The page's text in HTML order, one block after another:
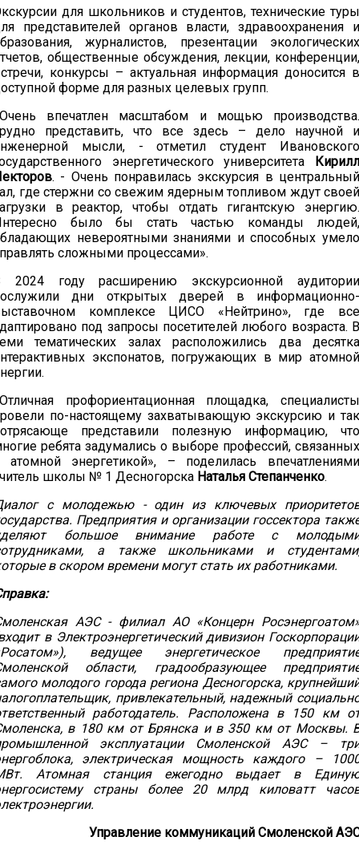
для школьников и студентов, технические туры
представителей органов власти, здравоохранения и
журналистов, презентации экологических
общественные обсуждения, лекции, конференции,
конкурсы – актуальная информация доносится в
форме для разных целевых групп.
впечатлен масштабом и мощью производства.
представить, что все здесь – дело научной и
мысли, - отметил студент Ивановского
энергетического университета Кирилл
. - Очень понравилась экскурсия в центральный
где стержни со свежим ядерным топливом ждут своей
в реактор, чтобы отдать гигантскую энергию.
было бы стать частью команды людей,
невероятными знаниями и способных умело
сложными процессами».
2024 году расширению экскурсионной аудитории
дни открытых дверей в информационно-
комплексе ЦИСО «Нейтрино», где все
под запросы посетителей любого возраста. В
тематических залах расположились два десятка
экспонатов, погружающих в мир атомной
профориентационная площадка, специалисты
по-настоящему захватывающую экскурсию и так
представили полезную информацию, что
ребята задумались о выборе профессий, связанных
атомной энергетикой», – поделилась впечатлениями
школы № 1 Десногорска Наталья Степанченко.
с молодежью - один из ключевых
Предприятия и организации госсектора
большое внимание работе с
а также школьниками и
в скором времени могут стать их работниками.
АЭС - филиал АО «Концерн
в Электроэнергетический дивизион
ведущее энергетическое
области, градообразующее
молодого города региона Десногорска,
привлекательный, надежный
работодатель. Расположена в 150 км
в 180 км от Брянска и в 350 км от Москвы.
эксплуатации Смоленской АЭС –
электрическая мощность каждого –
Атомная станция ежегодно выдает в
страны более 20 млрд киловатт
Управление коммуникаций Смоленской